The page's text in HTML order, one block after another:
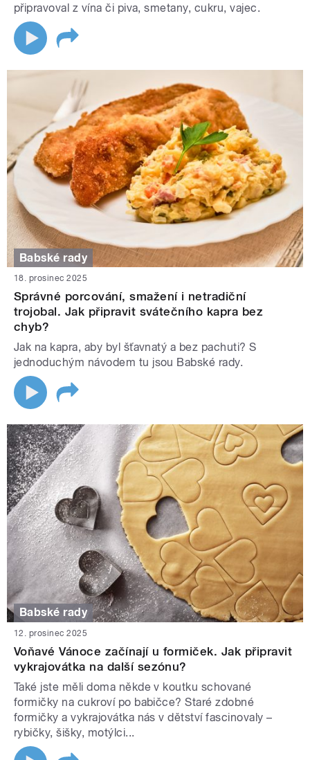
připravoval z vína či piva, smetany, cukru, vajec.
Babské rady
18. prosinec 2025
Správné porcování, smažení i netradiční
trojobal. Jak připravit svátečního kapra bez
chyb?
Jak na kapra, aby byl šťavnatý a bez pachuti? S
jednoduchým návodem tu jsou Babské rady.
Babské rady
12. prosinec 2025
Voňavé Vánoce začínají u formiček. Jak připravit
vykrajovátka na další sezónu?
Také jste měli doma někde v koutku schované
formičky na cukroví po babičce? Staré zdobné
formičky a vykrajovátka nás v dětství fascinovaly –
rybičky, šišky, motýlci...